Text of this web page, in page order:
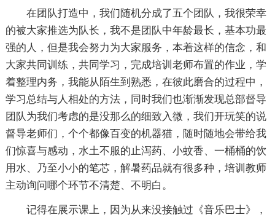
在团队打造中，我们随机分成了五个团队，我很荣幸
的被大家推选为队长，我不是团队中年龄最长，基本功最
强的人，但是我会努力为大家服务，本着这样的信念，和
大家共同训练，共同学习，完成培训老师布置的作业，学
着整理内务，我能从陌生到熟悉，在彼此磨合的过程中，
学习总结与人相处的方法，同时我们也渐渐发现总部督导
团队为我们考虑的是没那么的细致入微，我们开玩笑的说
督导老师们，个个都像百变的机器猫，随时随地会带给我
们惊喜与感动，水土不服的止泻药、小蚊香、一桶桶的饮
用水、乃至小小的笔芯，解暑药品就有很多种，培训教师
主动询问哪个环节不清楚、不明白。
记得在展示课上，因为从来没接触过《音乐巴士》，